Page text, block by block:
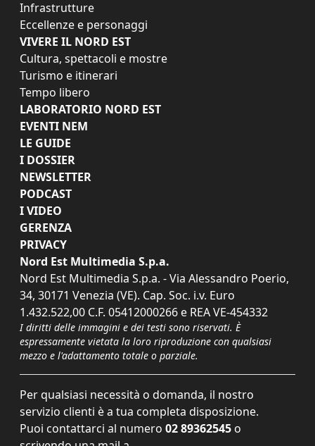
Infrastrutture
Eccellenze e personaggi
VIVERE IL NORD EST
Cultura, spettacoli e mostre
Turismo e itinerari
Tempo libero
LABORATORIO NORD EST
EVENTI NEM
LE GUIDE
I DOSSIER
NEWSLETTER
PODCAST
I VIDEO
GERENZA
PRIVACY
Nord Est Multimedia S.p.a.
Nord Est Multimedia S.p.a. - Via Alessandro Poerio,
34, 30171 Venezia (VE). Cap. Soc. i.v. Euro
1.432.522,00 C.F. 05412000266 e REA VE-454332
I diritti delle immagini e dei testi sono riservati. È
espressamente vietata la loro riproduzione con qualsiasi
mezzo e l'adattamento totale o parziale.
Per qualsiasi necessità o domanda, il nostro
servizio clienti è a tua completa disposizione.
Puoi contattarci al numero 02 89362545 o